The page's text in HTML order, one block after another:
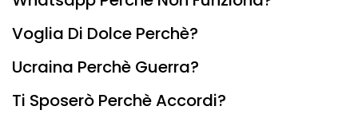
Voglia Di Dolce Perchè?
Ucraina Perchè Guerra?
Ti Sposerò Perchè Accordi?